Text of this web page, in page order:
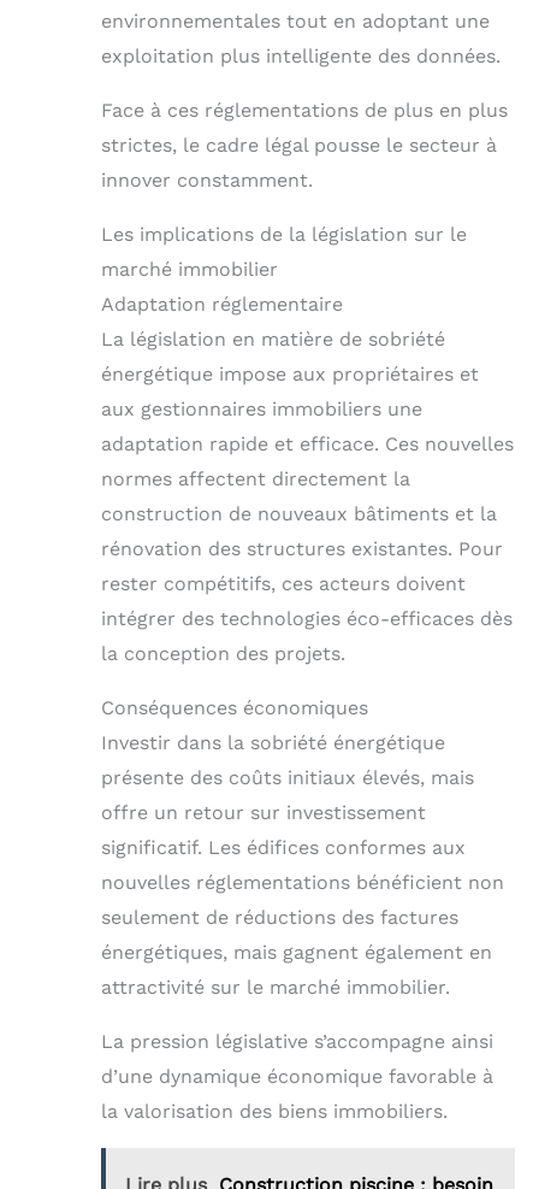
environnementales tout en adoptant une
exploitation plus intelligente des données.
Face à ces réglementations de plus en plus
strictes, le cadre légal pousse le secteur à
innover constamment.
Les implications de la législation sur le
marché immobilier
Adaptation réglementaire
La législation en matière de sobriété
énergétique impose aux propriétaires et
aux gestionnaires immobiliers une
adaptation rapide et efficace. Ces nouvelles
normes affectent directement la
construction de nouveaux bâtiments et la
rénovation des structures existantes. Pour
rester compétitifs, ces acteurs doivent
intégrer des technologies éco-efficaces dès
la conception des projets.
Conséquences économiques
Investir dans la sobriété énergétique
présente des coûts initiaux élevés, mais
offre un retour sur investissement
significatif. Les édifices conformes aux
nouvelles réglementations bénéficient non
seulement de réductions des factures
énergétiques, mais gagnent également en
attractivité sur le marché immobilier.
La pression législative s’accompagne ainsi
d’une dynamique économique favorable à
la valorisation des biens immobiliers.